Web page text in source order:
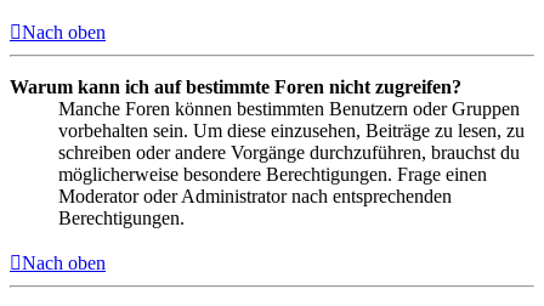
Nach oben
Warum kann ich auf bestimmte Foren nicht zugreifen?
Manche Foren können bestimmten Benutzern oder Gruppen
vorbehalten sein. Um diese einzusehen, Beiträge zu lesen, zu
schreiben oder andere Vorgänge durchzuführen, brauchst du
möglicherweise besondere Berechtigungen. Frage einen
Moderator oder Administrator nach entsprechenden
Berechtigungen.
Nach oben